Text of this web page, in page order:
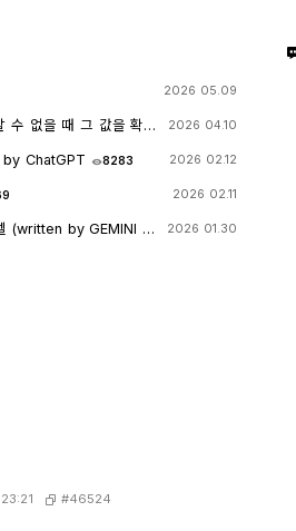
2026 05.09
수 없을 때 그 값을 확
2026 04.10
by ChatGPT 8283 2026 02.12
2026 02.11
(written by GEMINI &
2026 01.30
#46524